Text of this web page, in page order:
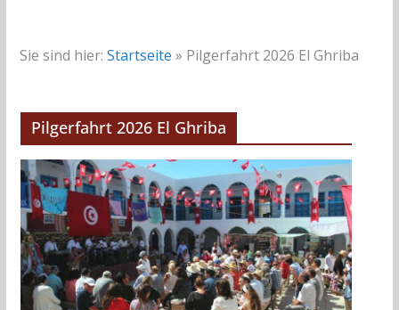
Sie sind hier: Startseite » Pilgerfahrt 2026 El Ghriba
Pilgerfahrt 2026 El Ghriba